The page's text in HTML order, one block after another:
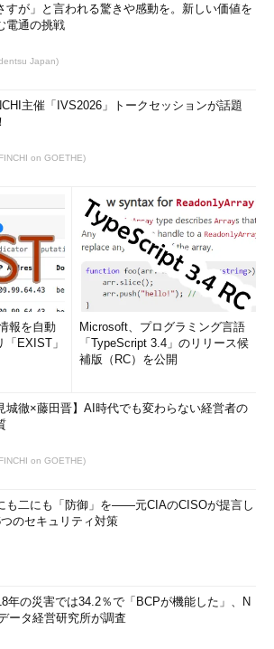
すが」と言われる驚きや感動を。新しい価値を
電通の挑戦
Japan)
主催「IVS2026」トークセッションが話題
on GOETHE)
報を自動
EXIST」
Microsoft、プログラミング言語
「TypeScript 3.4」のリリース候
補版（RC）を公開
城徹×藤田晋】AI時代でも変わらない経営者の
on GOETHE)
も二にも「防御」を――元CIAのCISOが提言し
のセキュリティ対策
年の災害では34.2％で「BCPが機能した」、N
ータ経営研究所が調査